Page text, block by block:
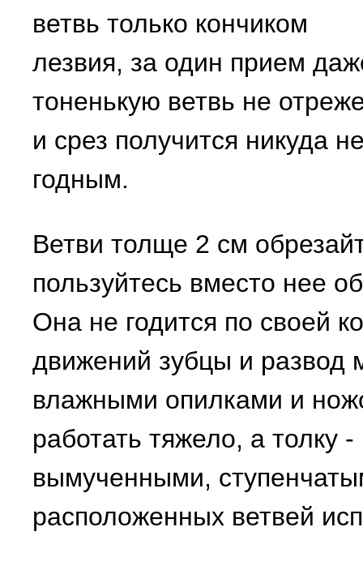
ветвь только кончиком
лезвия, за один прием
тоненькую ветвь не
и срез получится никуда
годным.
Ветви толще 2 см
пользуйтесь вместо нее
Она не годится по своей
движений зубцы и развод
влажными опилками и
работать тяжело, а толку
вымученными,
расположенных ветвей